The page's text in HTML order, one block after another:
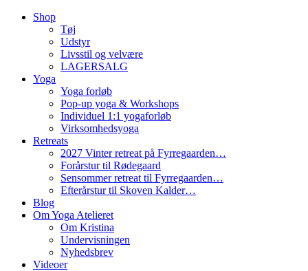
Shop
Tøj
Udstyr
Livsstil og velvære
LAGERSALG
Yoga
Yoga forløb
Pop-up yoga & Workshops
Individuel 1:1 yogaforløb
Virksomhedsyoga
Retreats
2027 Vinter retreat på Fyrregaarden…
Forårstur til Rødegaard
Sensommer retreat til Fyrregaarden…
Efterårstur til Skoven Kalder…
Blog
Om Yoga Atelieret
Om Kristina
Undervisningen
Nyhedsbrev
Videoer